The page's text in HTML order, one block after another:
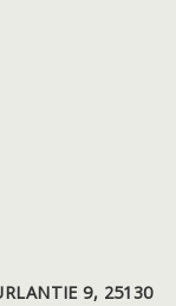
9, 25130